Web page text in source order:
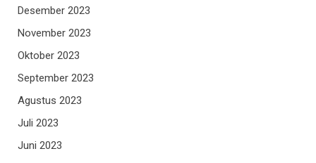
Desember 2023
November 2023
Oktober 2023
September 2023
Agustus 2023
Juli 2023
Juni 2023